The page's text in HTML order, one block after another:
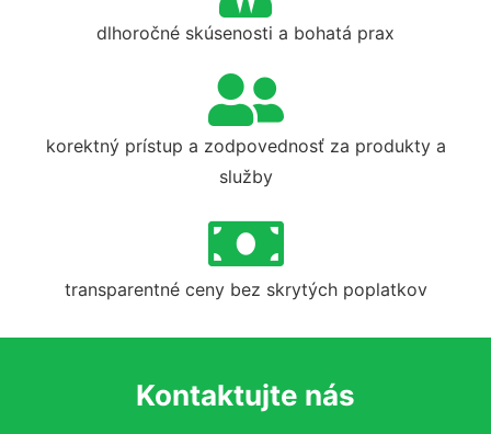
dlhoročné skúsenosti a bohatá prax
korektný prístup a zodpovednosť za produkty a
služby
transparentné ceny bez skrytých poplatkov
Kontaktujte nás